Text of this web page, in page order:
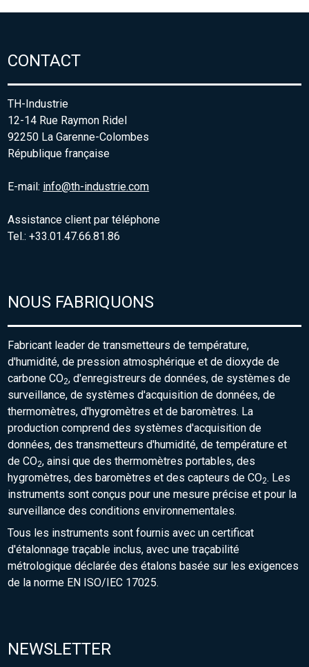
CONTACT
TH-Industrie
12-14 Rue Raymon Ridel
92250 La Garenne-Colombes
République française
E-mail: info@th-industrie.com
Assistance client par téléphone
Tel.: +33.01.47.66.81.86
NOUS FABRIQUONS
Fabricant leader de transmetteurs de température,
d'humidité, de pression atmosphérique et de dioxyde de
carbone CO2, d'enregistreurs de données, de systèmes de
surveillance, de systèmes d'acquisition de données, de
thermomètres, d'hygromètres et de baromètres. La
production comprend des systèmes d'acquisition de
données, des transmetteurs d'humidité, de température et
de CO2, ainsi que des thermomètres portables, des
hygromètres, des baromètres et des capteurs de CO2. Les
instruments sont conçus pour une mesure précise et pour la
surveillance des conditions environnementales.
Tous les instruments sont fournis avec un certificat
d'étalonnage traçable inclus, avec une traçabilité
métrologique déclarée des étalons basée sur les exigences
de la norme EN ISO/IEC 17025.
NEWSLETTER